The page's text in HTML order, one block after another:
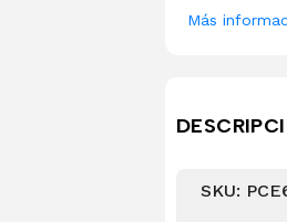
Más
SKU: